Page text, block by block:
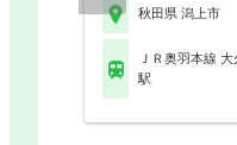
秋田県 潟上市
ＪＲ奥羽本線
駅